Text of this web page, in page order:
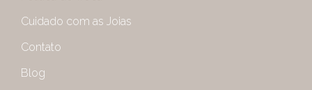
Cuidado com as Joias
Contato
Blog